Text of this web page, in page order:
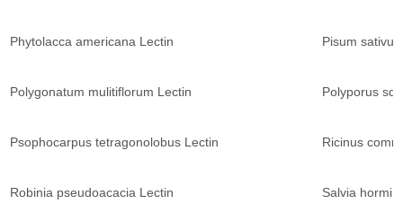
Phytolacca americana Lectin Pisum
Polygonatum mulitiflorum Lectin Polyporus
Psophocarpus tetragonolobus Lectin Ricinus
Robinia pseudoacacia Lectin Salvia